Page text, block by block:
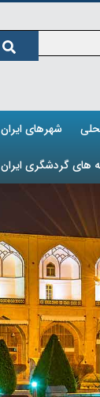
شهرهای ایران
های گردشگری ایران